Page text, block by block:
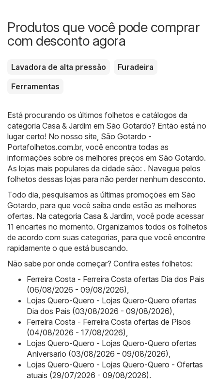
Produtos que você pode comprar
com desconto agora
Lavadora de alta pressão
Furadeira
Ferramentas
Está procurando os últimos folhetos e catálogos da
categoria Casa & Jardim em São Gotardo? Então está no
lugar certo! No nosso site, São Gotardo -
Portafolhetos.com.br, você encontra todas as
informações sobre os melhores preços em São Gotardo.
As lojas mais populares da cidade são: . Navegue pelos
folhetos dessas lojas para não perder nenhum desconto.
Todo dia, pesquisamos as últimas promoções em São
Gotardo, para que você saiba onde estão as melhores
ofertas. Na categoria Casa & Jardim, você pode acessar
11 encartes no momento. Organizamos todos os folhetos
de acordo com suas categorias, para que você encontre
rapidamente o que está buscando.
Não sabe por onde começar? Confira estes folhetos:
Ferreira Costa - Ferreira Costa ofertas Dia dos Pais
(06/08/2026 - 09/08/2026),
Lojas Quero-Quero - Lojas Quero-Quero ofertas
Dia dos Pais (03/08/2026 - 09/08/2026),
Ferreira Costa - Ferreira Costa ofertas de Pisos
(04/08/2026 - 17/08/2026),
Lojas Quero-Quero - Lojas Quero-Quero ofertas
Aniversario (03/08/2026 - 09/08/2026),
Lojas Quero-Quero - Lojas Quero-Quero - Ofertas
atuais (29/07/2026 - 09/08/2026).